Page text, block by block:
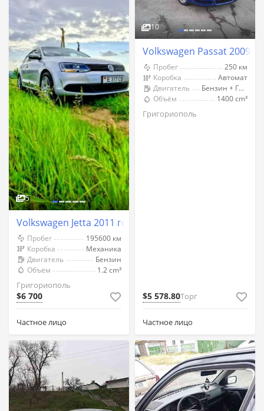
5
Volkswagen Jetta 2011 год Григориополь
Пробег
195600 км
Коробка
Механика
Двигатель
Бензин
Объём
1.2 cm³
Григориополь
$6 700
Частное лицо
10
Volkswagen Passat 2009
Пробег
250 км
Коробка
Автомат
Двигатель
Бензин + Газ (Метан)
Объём
1400 cm³
Григориополь
$5 578.80Торг
Частное лицо